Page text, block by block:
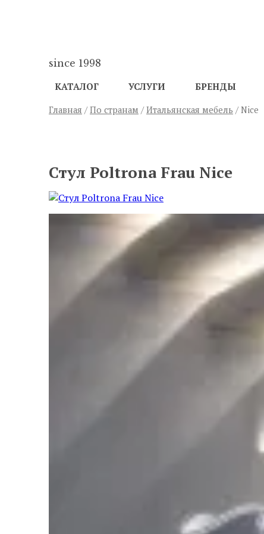
since 1998
КАТАЛОГ УСЛУГИ БРЕНДЫ
Главная /По странам /Итальянская мебель / Nice
Стул Poltrona Frau Nice